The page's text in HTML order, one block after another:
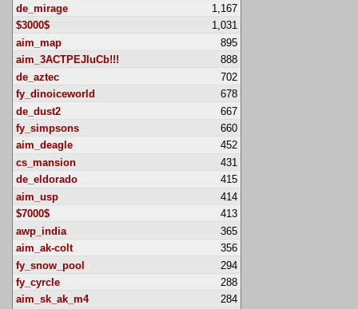
de_mirage
1,167
$3000$
1,031
aim_map
895
aim_3ACTPEJluCb!!!
888
de_aztec
702
fy_dinoiceworld
678
de_dust2
667
fy_simpsons
660
aim_deagle
452
cs_mansion
431
de_eldorado
415
aim_usp
414
$7000$
413
awp_india
365
aim_ak-colt
356
fy_snow_pool
294
fy_cyrcle
288
aim_sk_ak_m4
284